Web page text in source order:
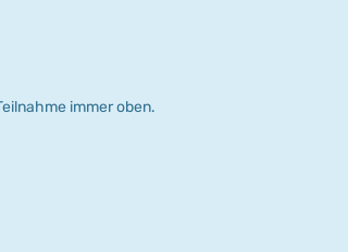
immer oben.